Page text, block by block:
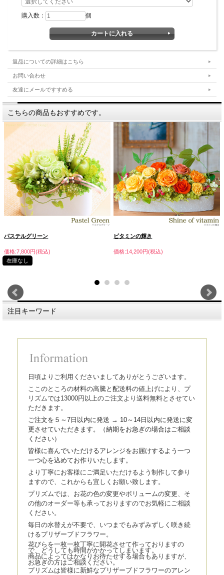
購入数： 個
返品についての詳細はこちら
お問い合わせ
友達にメールですすめる
こちらの商品もおすすめです。
パステルグリーン
価格:7,800円(税込)
在庫なし
ビタミンの輝き
価格:14,200円(税込)
注目キーワード
日頃よりご利用くださいましてありがとうございます。
ここのところの材料の高騰と配送料の値上げにより、プ
リズムでは13000円以上のご注文より送料無料とさせてい
ただきます。
ご注文を５～7日以内に発送 → 10～14日以内に発送に変
更させていただきます。（納期をお急ぎの場合はご相談
ください）
皆様に喜んでいただけるアレンジをお届けするよう一つ
一つ心を込めてお作りいたします。
より丁寧にお客様にご満足いただけるよう制作して参り
ますので、これからも宜しくお願い致します。
プリズムでは、お花の色の変更やボリュームの変更、そ
の他のオーダー等も承っておりますのでお気軽にご相談
ください。
毎日の水替えが不要で、いつまでもみずみずしく咲き続
けるプリザーブドフラワー。
花びらを一枚一枚丁寧に開花させて作っておりますの
で、どうしても時間がかかってしまいます。
商品によってはかなりお待たせする場合もありますが、
お急ぎの方はご相談ください。
プリズムは皆様に新鮮なプリザーブドフラワーのアレン